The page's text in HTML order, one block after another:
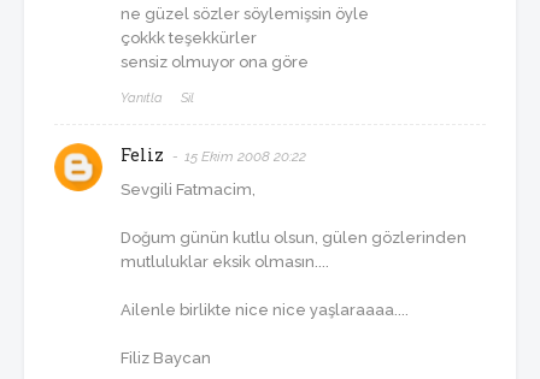
ne güzel sözler söylemişsin öyle
çokkk teşekkürler
sensiz olmuyor ona göre
Yanıtla Sil
Feliz 15 Ekim 2008 20:22
Sevgili Fatmacim,
Doğum günün kutlu olsun, gülen gözlerinden
mutluluklar eksik olmasın....
Ailenle birlikte nice nice yaşlaraaaa....
Filiz Baycan